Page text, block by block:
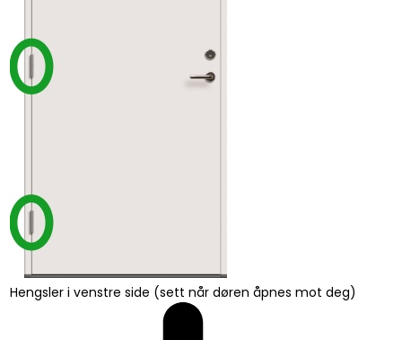
Hengsler i venstre side (sett når døren åpnes mot deg)